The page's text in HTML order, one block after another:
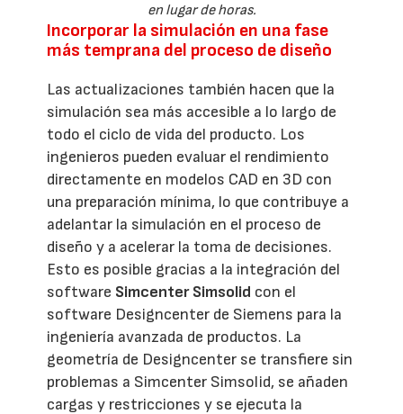
en lugar de horas.
Incorporar la simulación en una fase
más temprana del proceso de diseño
Las actualizaciones también hacen que la
simulación sea más accesible a lo largo de
todo el ciclo de vida del producto. Los
ingenieros pueden evaluar el rendimiento
directamente en modelos CAD en 3D con
una preparación mínima, lo que contribuye a
adelantar la simulación en el proceso de
diseño y a acelerar la toma de decisiones.
Esto es posible gracias a la integración del
software Simcenter Simsolid con el
software Designcenter de Siemens para la
ingeniería avanzada de productos. La
geometría de Designcenter se transfiere sin
problemas a Simcenter Simsolid, se añaden
cargas y restricciones y se ejecuta la